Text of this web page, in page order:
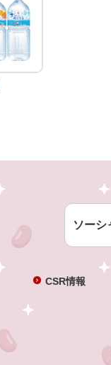
ソーシ
CSR情報